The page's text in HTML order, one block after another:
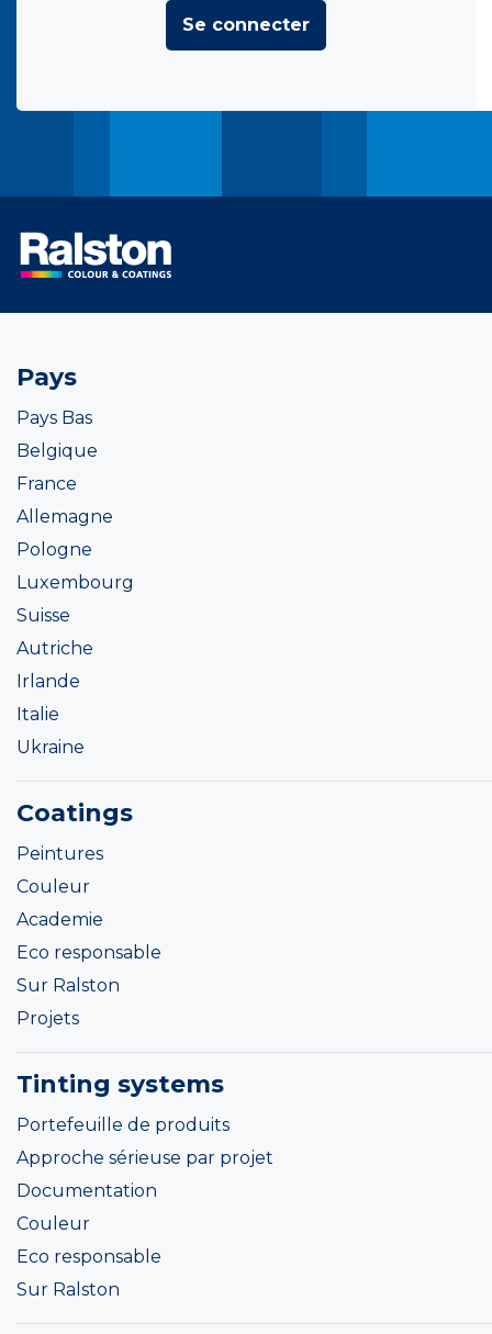
Se connecter
Pays
Pays Bas
Belgique
France
Allemagne
Pologne
Luxembourg
Suisse
Autriche
Irlande
Italie
Ukraine
Coatings
Peintures
Couleur
Academie
Eco responsable
Sur Ralston
Projets
Tinting systems
Portefeuille de produits
Approche sérieuse par projet
Documentation
Couleur
Eco responsable
Sur Ralston